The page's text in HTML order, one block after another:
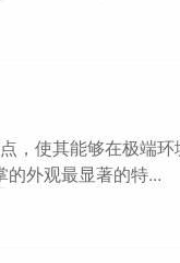
，使其能够在极端
外观最显著的特...